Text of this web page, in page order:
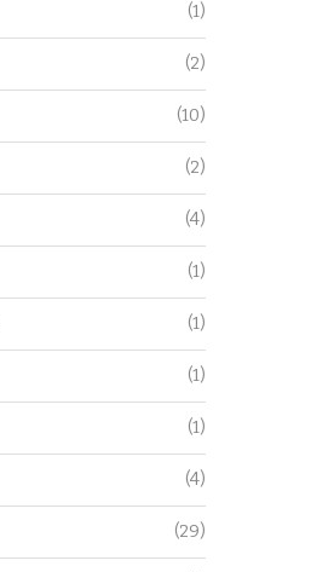
(1)
(2)
(10)
(2)
(4)
(1)
(1)
(1)
(1)
(4)
(29)